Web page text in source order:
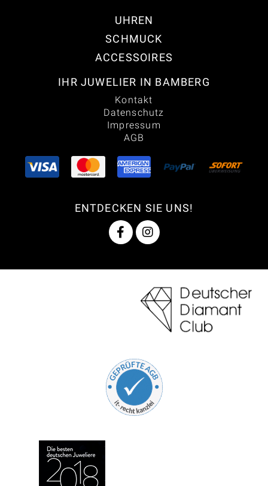
UHREN
SCHMUCK
ACCESSOIRES
IHR JUWELIER IN BAMBERG
Kontakt
Datenschutz
Impressum
AGB
ENTDECKEN SIE UNS!